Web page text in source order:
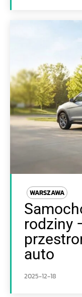
WARSZAWA
rodziny
auto
2025-12-18